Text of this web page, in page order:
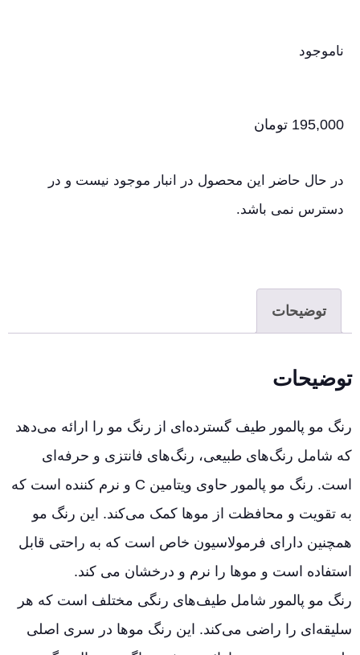
ناموجود
195,000 تومان
در حال حاضر این محصول در انبار موجود نیست و در
دسترس نمی باشد.
توضیحات
توضیحات
رنگ مو پالمور طیف گسترده‌ای از رنگ مو را ارائه می‌دهد
که شامل رنگ‌های طبیعی، رنگ‌های فانتزی و حرفه‌ای
است. رنگ مو پالمور حاوی ویتامین C و نرم کننده است که
به تقویت و محافظت از موها کمک می‌کند. این رنگ مو
همچنین دارای فرمولاسیون خاص است که به راحتی قابل
استفاده است و موها را نرم و درخشان می کند.
رنگ مو پالمور شامل طیف‌های رنگی مختلف است که هر
سلیقه‌ای را راضی می‌کند. این رنگ موها در سری اصلی